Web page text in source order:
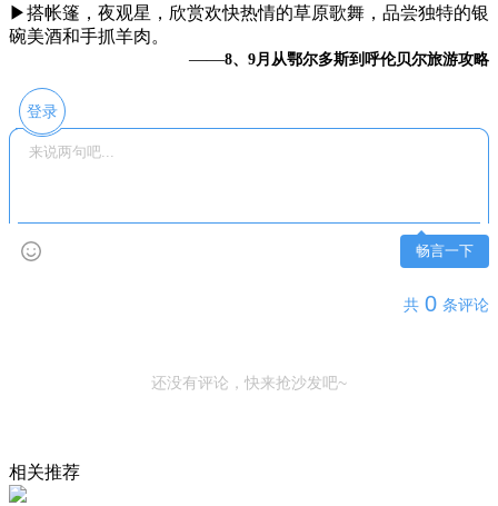
▶搭帐篷，夜观星，欣赏欢快热情的草原歌舞，品尝独特的银
碗美酒和手抓羊肉。
——8、9月从鄂尔多斯到呼伦贝尔旅游攻略
登录
畅言一下
共 0 条评论
还没有评论，快来抢沙发吧~
相关推荐